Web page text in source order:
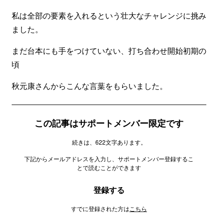
私は全部の要素を入れるという壮大なチャレンジに挑み
ました。
まだ台本にも手をつけていない、打ち合わせ開始初期の
頃
秋元康さんからこんな言葉をもらいました。
この記事はサポートメンバー限定です
続きは、622文字あります。
下記からメールアドレスを入力し、サポートメンバー登録するこ
とで読むことができます
登録する
すでに登録された方は こちら